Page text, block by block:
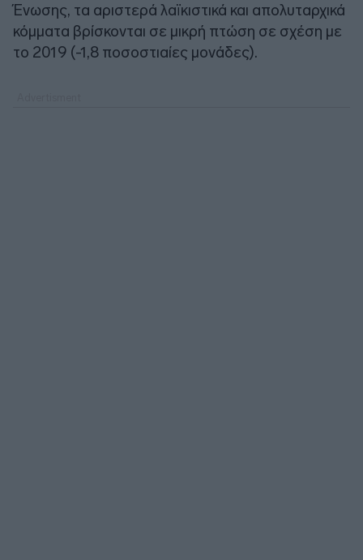
Ένωσης, τα αριστερά λαϊκιστικά και απολυταρχικά
κόμματα βρίσκονται σε μικρή πτώση σε σχέση με
το 2019 (-1,8 ποσοστιαίες μονάδες).